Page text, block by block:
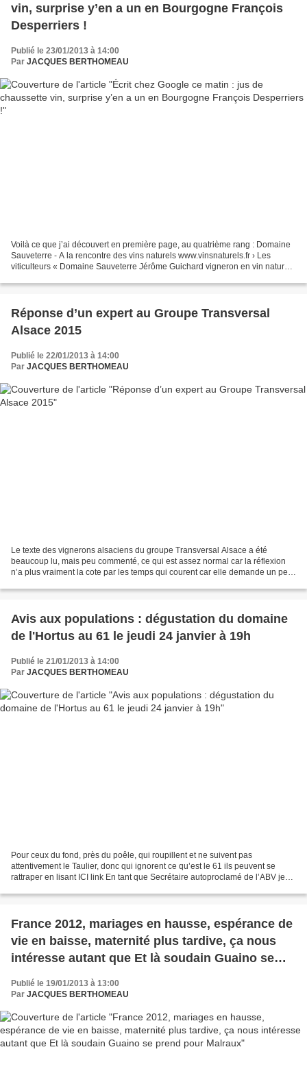
vin, surprise y’en a un en Bourgogne François
Desperriers !
Publié le 23/01/2013 à 14:00
Par JACQUES BERTHOMEAU
Voilà ce que j’ai découvert en première page, au quatrième rang : Domaine
Sauveterre - A la rencontre des vins naturels www.vinsnaturels.fr › Les
viticulteurs « Domaine Sauveterre Jérôme Guichard vigneron en vin nature
Réponse d’un expert au Groupe Transversal
Alsace 2015
Publié le 22/01/2013 à 14:00
Par JACQUES BERTHOMEAU
Le texte des vignerons alsaciens du groupe Transversal Alsace a été
beaucoup lu, mais peu commenté, ce qui est assez normal car la réflexion
n’a plus vraiment la cote par les temps qui courent car elle demande un peu
Avis aux populations : dégustation du domaine
de l'Hortus au 61 le jeudi 24 janvier à 19h
Publié le 21/01/2013 à 14:00
Par JACQUES BERTHOMEAU
Pour ceux du fond, près du poêle, qui roupillent et ne suivent pas
attentivement le Taulier, donc qui ignorent ce qu’est le 61 ils peuvent se
rattraper en lisant ICI link En tant que Secrétaire autoproclamé de l’ABV je
France 2012, mariages en hausse, espérance de
vie en baisse, maternité plus tardive, ça nous
intéresse autant que Et là soudain Guaino se
prend pour Malraux
Publié le 19/01/2013 à 13:00
Par JACQUES BERTHOMEAU